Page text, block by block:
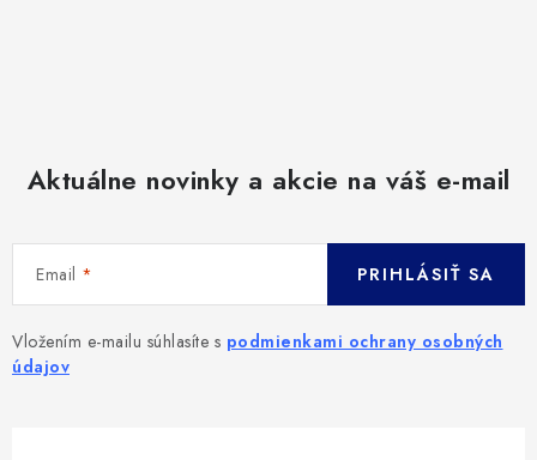
Aktuálne novinky a akcie na váš e-mail
Email
Vložením e-mailu súhlasíte s podmienkami ochrany osobných
údajov
PRIHLÁSIŤ SA